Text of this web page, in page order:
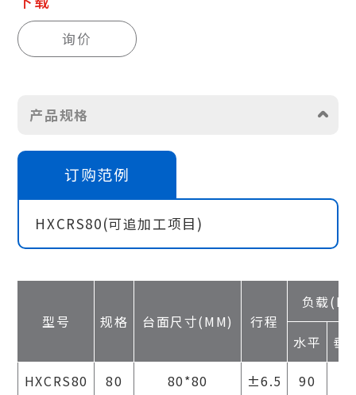
询价
产品规格
订购范例
HXCRS80(可追加工项目)
型号 规格 台面尺寸(MM) 行程
负载(N)
水平 垂
HXCRS80 80 80*80 ±6.5 90